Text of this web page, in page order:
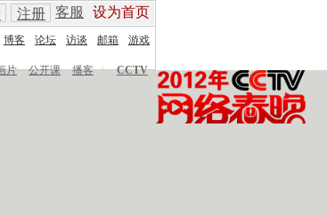
客服 设为首页
注册
博客 论坛 访谈 邮箱 游戏
片 公开课 播客 |
CCTV